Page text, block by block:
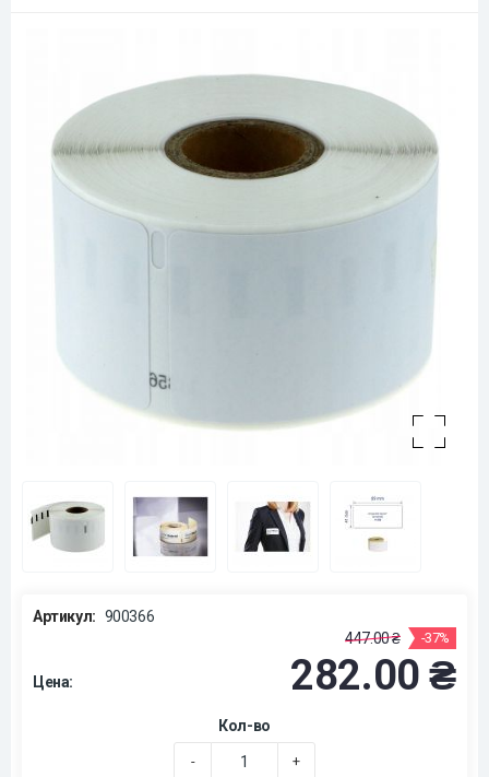
Артикул: 900366
Цена:
447.00 ₴ -37%
282.00 ₴
Кол-во
- +